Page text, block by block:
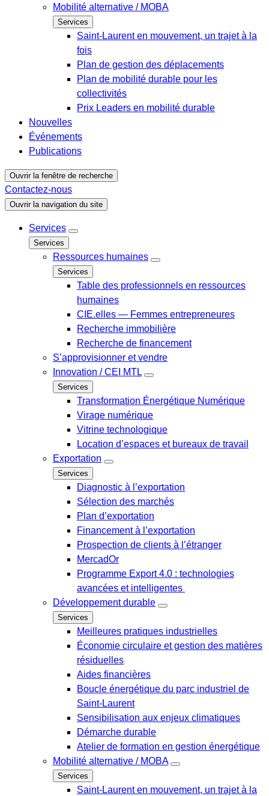
Mobilité alternative / MOBA
Services
Saint-Laurent en mouvement, un trajet à la
fois
Plan de gestion des déplacements
Plan de mobilité durable pour les
collectivités
Prix Leaders en mobilité durable
Nouvelles
Événements
Publications
Ouvrir la fenêtre de recherche
Contactez-nous
Ouvrir la navigation du site
Services
Services
Ressources humaines
Services
Table des professionnels en ressources
humaines
CIE.elles — Femmes entrepreneures
Recherche immobilière
Recherche de financement
S’approvisionner et vendre
Innovation / CEI MTL
Services
Transformation Énergétique Numérique
Virage numérique
Vitrine technologique
Location d’espaces et bureaux de travail
Exportation
Services
Diagnostic à l’exportation
Sélection des marchés
Plan d’exportation
Financement à l’exportation
Prospection de clients à l’étranger
MercadOr
Programme Export 4.0 : technologies
avancées et intelligentes
Développement durable
Services
Meilleures pratiques industrielles
Économie circulaire et gestion des matières
résiduelles
Aides financières
Boucle énergétique du parc industriel de
Saint-Laurent
Sensibilisation aux enjeux climatiques
Démarche durable
Atelier de formation en gestion énergétique
Mobilité alternative / MOBA
Services
Saint-Laurent en mouvement, un trajet à la